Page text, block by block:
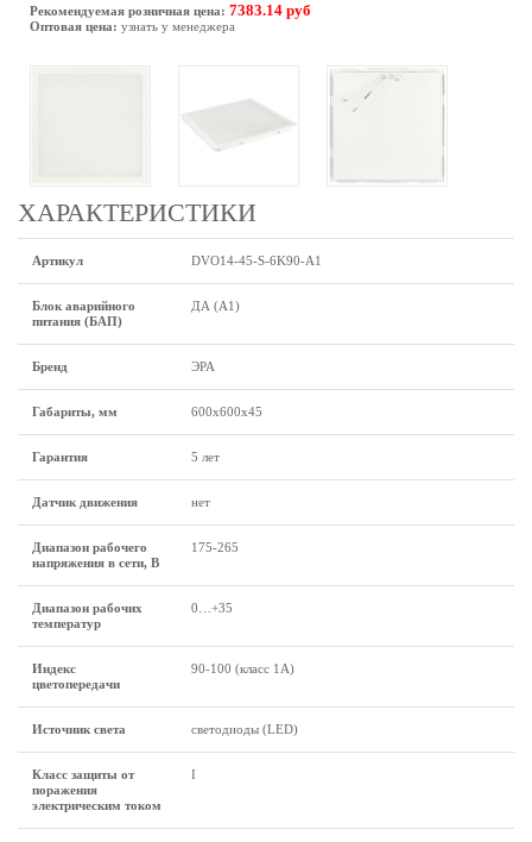
Рекомендуемая розничная цена: 7383.14 руб
Оптовая цена: узнать у менеджера
ХАРАКТЕРИСТИКИ
Артикул DVO14-45-S-6K90-A1
Блок аварийного
питания (БАП)
ДА (А1)
Бренд ЭРА
Габариты, мм 600х600х45
Гарантия 5 лет
Датчик движения нет
Диапазон рабочего
напряжения в сети, В
175-265
Диапазон рабочих
температур
0…+35
Индекс
цветопередачи
90-100 (класс 1A)
Источник света светодиоды (LED)
Класс защиты от
поражения
электрическим током
I